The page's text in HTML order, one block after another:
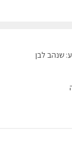
: שנהב לבן